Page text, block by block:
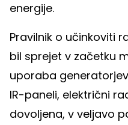
energije.
Pravilnik o učinkoviti
bil sprejet v začetku
uporaba
IR-paneli, električni
dovoljena, v veljavo